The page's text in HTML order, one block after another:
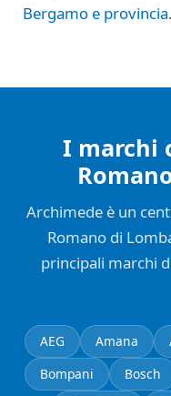
Bergamo e provincia.
I marchi
Archimede è un
Romano di
principali marchi
AEG Amana
Bompani
Bosch